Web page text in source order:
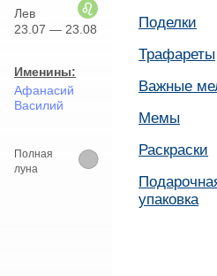
Лев
23.07 — 23.08
Именины:
Афанасий
Василий
Полная
луна
Поделки
Трафареты
Важные
Мемы
Раскраски
упаковка